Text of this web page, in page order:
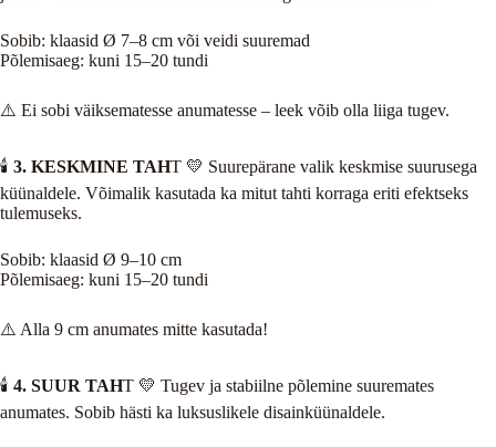
Sobib: klaasid Ø 7–8 cm või veidi suuremad
Põlemisaeg: kuni 15–20 tundi
⚠️ Ei sobi väiksematesse anumatesse – leek võib olla liiga tugev.
🕯️ 3. KESKMINE TAHT 💛 Suurepärane valik keskmise suurusega
küünaldele. Võimalik kasutada ka mitut tahti korraga eriti efektseks
tulemuseks.
Sobib: klaasid Ø 9–10 cm
Põlemisaeg: kuni 15–20 tundi
⚠️ Alla 9 cm anumates mitte kasutada!
🕯️ 4. SUUR TAHT 💛 Tugev ja stabiilne põlemine suuremates
anumates. Sobib hästi ka luksuslikele disainküünaldele.